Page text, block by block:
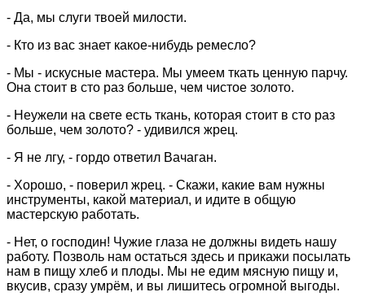
- Да, мы слуги твоей милости.
- Кто из вас знает какое-нибудь ремесло?
- Мы - искусные мастера. Мы умеем ткать ценную парчу.
Она стоит в сто раз больше, чем чистое золото.
- Неужели на свете есть ткань, которая стоит в сто раз
больше, чем золото? - удивился жрец.
- Я не лгу, - гордо ответил Вачаган.
- Хорошо, - поверил жрец. - Скажи, какие вам нужны
инструменты, какой материал, и идите в общую
мастерскую работать.
- Нет, о господин! Чужие глаза не должны видеть нашу
работу. Позволь нам остаться здесь и прикажи посылать
нам в пищу хлеб и плоды. Мы не едим мясную пищу и,
вкусив, сразу умрём, и вы лишитесь огромной выгоды.